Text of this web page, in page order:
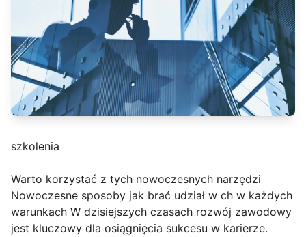
szkolenia
Warto korzystać z tych nowoczesnych narzędzi
Nowoczesne sposoby jak brać udział w ch w każdych
warunkach W dzisiejszych czasach rozwój zawodowy
jest kluczowy dla osiągnięcia sukcesu w karierze.